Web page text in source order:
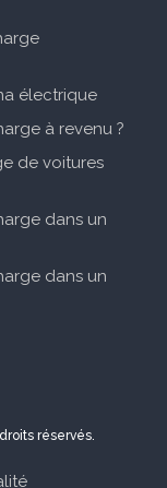
électrique
à revenu ?
de voitures
dans un
dans un
réservés.